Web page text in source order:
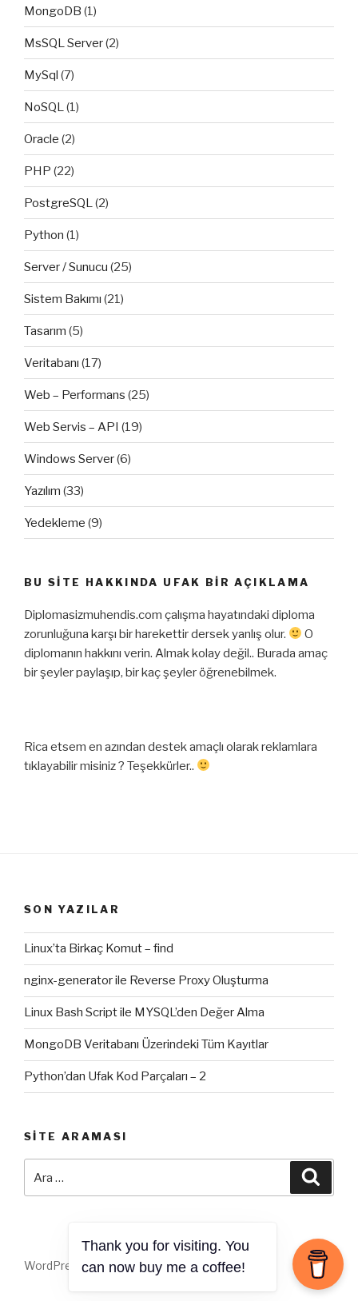
MongoDB (1)
MsSQL Server(2)
MySql (7)
NoSQL(1)
Oracle (2)
PHP (22)
PostgreSQL(2)
Python (1)
Server / Sunucu (25)
Sistem Bakımı (21)
Tasarım (5)
Veritabanı (17)
Web – Performans (25)
Web Servis – API (19)
Windows Server(6)
Yazılım (33)
Yedekleme (9)
BU SITE HAKKINDA UFAK BIR AÇIKLAMA
Diplomasizmuhendis.com çalışma hayatındaki diploma
zorunluğuna karşı bir harekettir dersek yanlış olur.
O
diplomanın hakkını verin. Almak kolay değil.. Burada amaç
bir şeyler paylaşıp, bir kaç şeyler öğrenebilmek.
Rica etsem en azından destek amaçlı olarak reklamlara
tıklayabilir misiniz ? Teşekkürler..
SON YAZILAR
Linux’ta Birkaç Komut – find
nginx-generator ile Reverse Proxy Oluşturma
Linux Bash Script ile MYSQL’den Değer Alma
MongoDB Veritabanı Üzerindeki Tüm Kayıtlar
Python’dan Ufak Kod Parçaları – 2
SITE ARAMASI
WordPress gururla sunar
Thank you for visiting. You
can now buy me a coffee!